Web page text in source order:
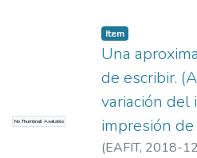
No Thumbnail Available
Item
Una
de escribir.
variación del
impresión
(EAFIT, 2018-